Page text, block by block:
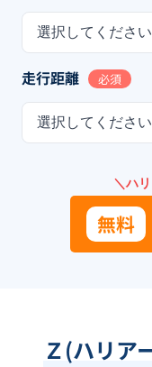
選択してください
走行距離 必須
選択してください
＼ハ
無料
Ｚ(ハリア